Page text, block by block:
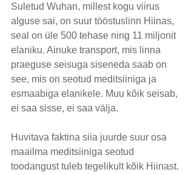
Suletud Wuhan, millest kogu viirus
alguse sai, on suur tööstuslinn Hiinas,
seal on üle 500 tehase ning 11 miljonit
elaniku. Ainuke transport, mis linna
praeguse seisuga siseneda saab on
see, mis on seotud meditsiiniga ja
esmaabiga elanikele. Muu kõik seisab,
ei saa sisse, ei saa välja.
Huvitava faktina siia juurde suur osa
maailma meditsiiniga seotud
toodangust tuleb tegelikult kõik Hiinast.